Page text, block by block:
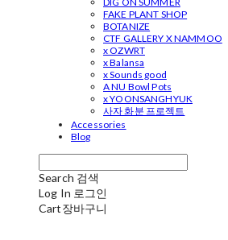
FAKE PLANT SHOP
BOTANIZE
CTF GALLERY X NAMMOO
x OZWRT
x Balansa
x Sounds good
A NU Bowl Pots
x YOONSANGHYUK
사자 화분 프로젝트
Accessories
Blog
Search 검색
Log In 로그인
Cart장바구니